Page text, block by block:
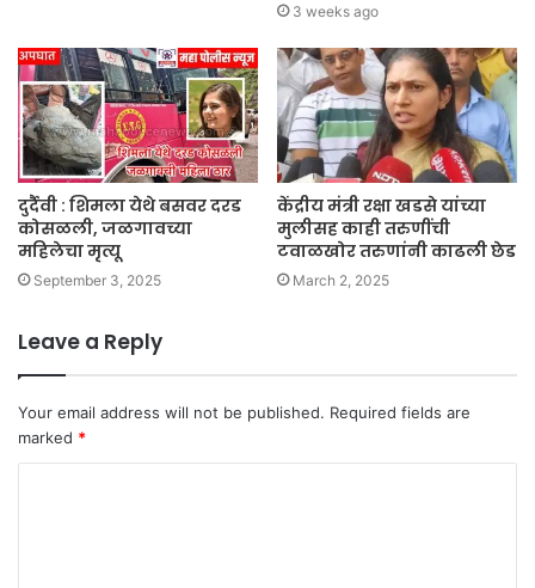
3 weeks ago
दुर्दैवी : शिमला येथे बसवर दरड
कोसळली, जळगावच्या
महिलेचा मृत्यू
September 3, 2025
केंद्रीय मंत्री रक्षा खडसे यांच्या
मुलीसह काही तरुणींची
टवाळखोर तरुणांनी काढली छेड
March 2, 2025
Leave a Reply
Your email address will not be published. Required fields are
marked *